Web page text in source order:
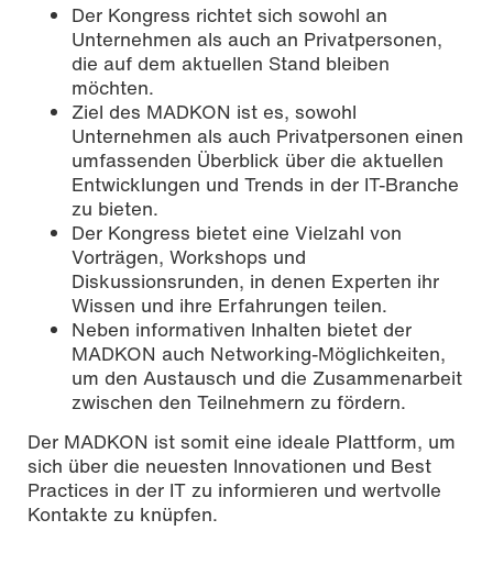
Der Kongress richtet sich sowohl an
Unternehmen als auch an Privatpersonen,
die auf dem aktuellen Stand bleiben
möchten.
Ziel des MADKON ist es, sowohl
Unternehmen als auch Privatpersonen einen
umfassenden Überblick über die aktuellen
Entwicklungen und Trends in der IT-Branche
zu bieten.
Der Kongress bietet eine Vielzahl von
Vorträgen, Workshops und
Diskussionsrunden, in denen Experten ihr
Wissen und ihre Erfahrungen teilen.
Neben informativen Inhalten bietet der
MADKON auch Networking-Möglichkeiten,
um den Austausch und die Zusammenarbeit
zwischen den Teilnehmern zu fördern.
Der MADKON ist somit eine ideale Plattform, um
sich über die neuesten Innovationen und Best
Practices in der IT zu informieren und wertvolle
Kontakte zu knüpfen.